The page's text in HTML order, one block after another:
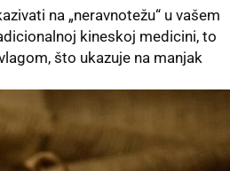
na „neravnotežu“ u vašem
kineskoj medicini, to
što ukazuje na manjak